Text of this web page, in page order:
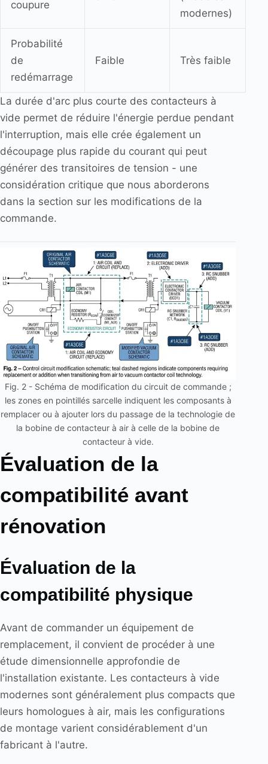
coupure
modernes)
Probabilité
de
redémarrage
Faible Très faible
La durée d'arc plus courte des contacteurs à
vide permet de réduire l'énergie perdue pendant
l'interruption, mais elle crée également un
découpage plus rapide du courant qui peut
générer des transitoires de tension - une
considération critique que nous aborderons
dans la section sur les modifications de la
commande.
Fig. 2 - Schéma de modification du circuit de commande ;
les zones en pointillés sarcelle indiquent les composants à
remplacer ou à ajouter lors du passage de la technologie de
la bobine de contacteur à air à celle de la bobine de
contacteur à vide.
Évaluation de la
compatibilité avant
rénovation
Évaluation de la
compatibilité physique
Avant de commander un équipement de
remplacement, il convient de procéder à une
étude dimensionnelle approfondie de
l'installation existante. Les contacteurs à vide
modernes sont généralement plus compacts que
leurs homologues à air, mais les configurations
de montage varient considérablement d'un
fabricant à l'autre.